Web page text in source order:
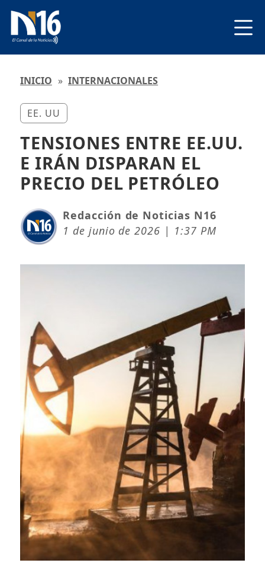
INICIO » INTERNACIONALES
EE. UU
TENSIONES ENTRE EE.UU.
E IRÁN DISPARAN EL
PRECIO DEL PETRÓLEO
Redacción de Noticias N16
1 de junio de 2026 | 1:37 PM